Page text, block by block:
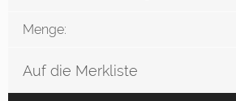
Menge:
Auf die Merkliste